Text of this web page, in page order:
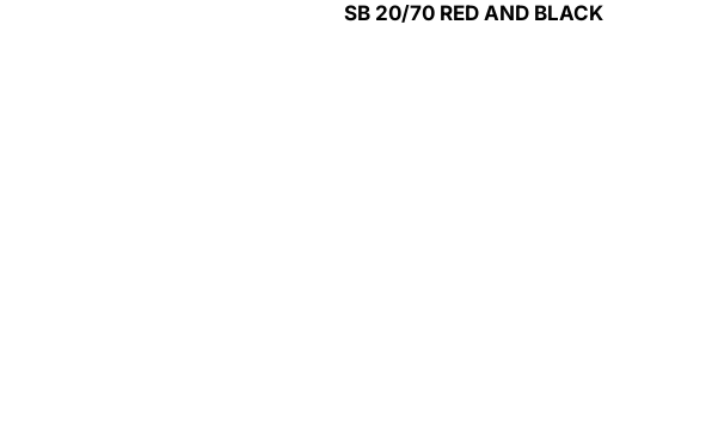
SB 20/70 RED AND BLACK